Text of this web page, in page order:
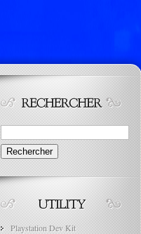
Rechercher :
Playstation Dev Kit